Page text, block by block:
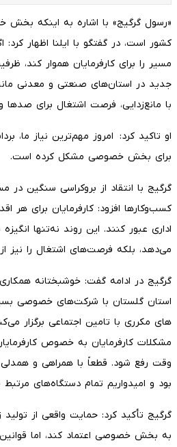
«رسول گرگیج» با اشاره به اینکه
کشور است، در گفتگو با ایلنا اظهار
مسیر را برای کارفرمایان هموار کند،
جدید در استان‌های صنعتی و معدنی
با مانع‌زدایی، فرصت اشتغال برای صدها
او تاکید کرد: امروز مهم‌ترین نیاز ما،
برای بخش خصوصی مشکل کرده است.
گرگیج با انتقاد از بروکراسی سنگین در
کسب‌وکارها افزود: کارفرمایان برای هر
اداری عبور کنند. این روند نه‌تنها
می‌دهد، بلکه فرصت‌های اشتغال را نیز
گرگیج در ادامه گفت: خوشبختانه
استان گلستان با شرکت‌های خصوصی
‌های مکرری با تامین اجتماعی برگزار
مشکلات کارفرمایان به خصوص
وقت رفع شود. قطعاً با همراهی و
بود و امیدواریم تمام دستگاه‌های مرتبط
گرگیج تأکید کرد: حمایت واقعی از
به بخش خصوصی اعتماد کند، اما